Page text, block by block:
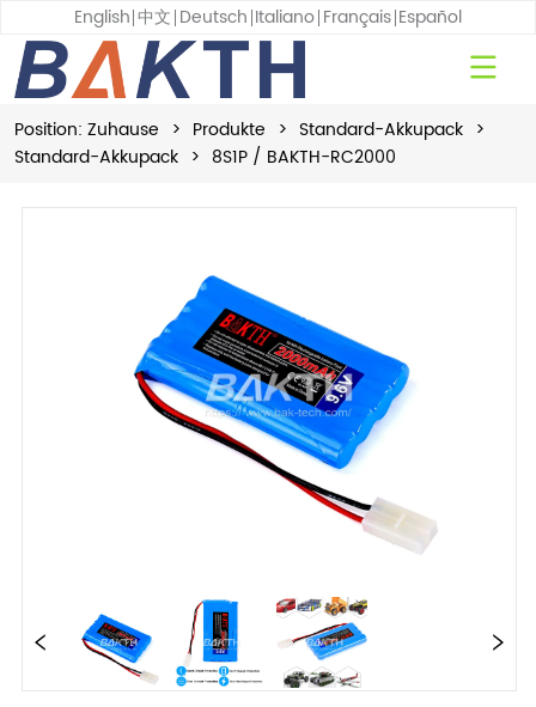
English 中文 Deutsch Italiano Français Español
Position: Zuhause > Produkte > Standard-Akkupack >
Standard-Akkupack > 8S1P / BAKTH-RC2000